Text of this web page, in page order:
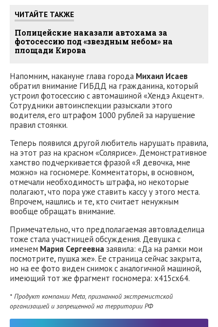
ЧИТАЙТЕ ТАКЖЕ
Полицейские наказали автохама за
фотосессию под «звездным небом» на
площади Кирова
Напомним, накануне глава города Михаил Исаев
обратил внимание ГИБДД на гражданина, который
устроил фотосессию с автомашиной «Хендэ Акцент».
Сотрудники автоинспекции разыскали этого
водителя, его штрафом 1000 рублей за нарушение
правил стоянки.
Теперь появился другой любитель нарушать правила,
на этот раз на красном «Солярисе». Демонстративное
хамство подчеркивается фразой «Я девочка, мне
можно» на госномере. Комментаторы, в основном,
отмечали необходимость штрафа, но некоторые
полагают, что пора уже ставить кассу у этого места.
Впрочем, нашлись и те, кто считает ненужным
вообще обращать внимание.
Примечательно, что предполагаемая автовладелица
тоже стала участницей обсуждения. Девушка с
именем Мария Сергеевназаявила: «Да на рамки мои
посмотрите, пушка же». Ее страница сейчас закрыта,
но на ее фото виден снимок с аналогичной машиной,
имеющий тот же фрагмент госномера: х415сх64.
* Продукт компании Meta, признанной экстремистской
организацией и запрещенной на территории РФ